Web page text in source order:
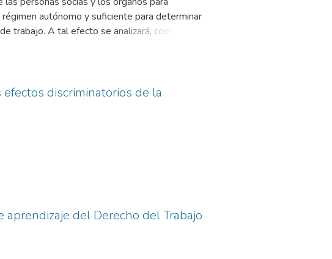
autónomo y suficiente para determinar
trabajo. A tal efecto se analizará, como
se definirá, en general, el alcance del
Supremo (TS) a las cooperativas. En último
y valorar su adecuación a la
socias. En tercer lugar, se analizarán las
o pueden contar las personas socias, lo
modelo estrictamente laboral o sindical en lo
discriminatorios de la
del Derecho del Trabajo